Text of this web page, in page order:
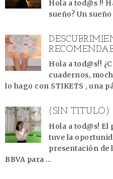
Hola a tod@s !!
sueño? Un
Hola a tod@s!!
cuadernos,
lo hago con STIKETS , una
(SIN TÍTULO)
Hola a tod@s! El
tuve la
presentación de
BBVA para ...